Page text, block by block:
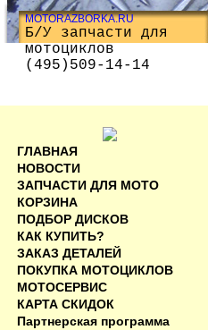
MOTORAZBORKA.RU
Б/У запчасти для
мотоциклов
(495)509-14-14
ГЛАВНАЯ
НОВОСТИ
ЗАПЧАСТИ ДЛЯ МОТО
КОРЗИНА
ПОДБОР ДИСКОВ
КАК КУПИТЬ?
ЗАКАЗ ДЕТАЛЕЙ
ПОКУПКА МОТОЦИКЛОВ
МОТОСЕРВИС
КАРТА СКИДОК
Партнерская программа